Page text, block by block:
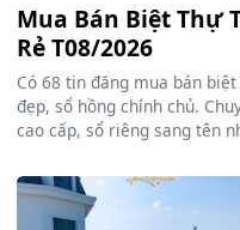
Mua Bán Biệt Thự
Rẻ T08/2026
Có 68 tin đăng mua bán
đẹp, sổ hồng chính chủ.
cao cấp, sổ riêng sang tên